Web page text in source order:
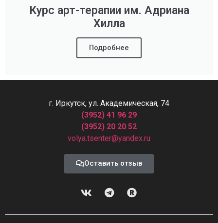
Курс арт-терапии им. Адриана
Хилла
Подробнее
г. Иркутск, ул. Академическая, 74
(3952) 41 96 29
(3952) 20 20 52
volya.tsenter@yandex.ru
Оставить отзыв